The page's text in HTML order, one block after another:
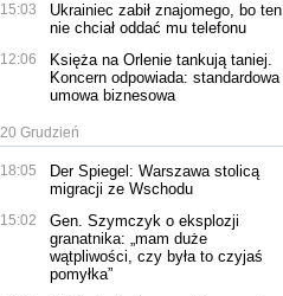
15:03
Ukrainiec zabił znajomego, bo ten
nie chciał oddać mu telefonu
12:06
Księża na Orlenie tankują taniej.
Koncern odpowiada: standardowa
umowa biznesowa
20 Grudzień
18:05
Der Spiegel: Warszawa stolicą
migracji ze Wschodu
15:02
Gen. Szymczyk o eksplozji
granatnika: „mam duże
wątpliwości, czy była to czyjaś
pomyłka”